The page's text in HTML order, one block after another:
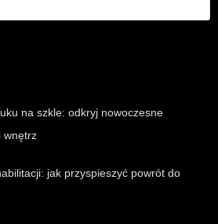
na szkle: odkryj nowoczesne
wnętrz
jak przyspieszyć powrót do